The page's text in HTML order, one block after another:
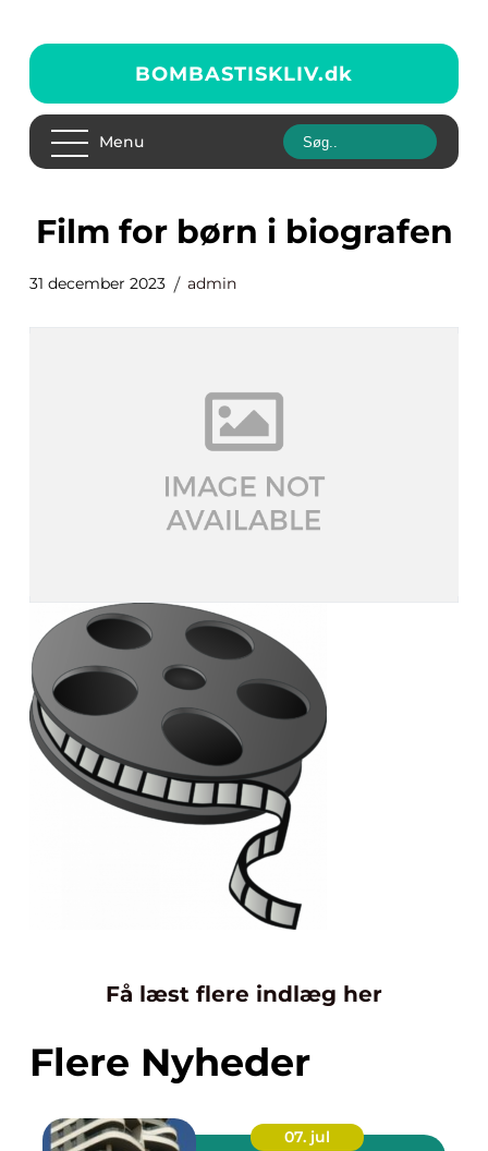
BOMBASTISKLIV.dk
Menu
film for børn i biografen
31 december 2023 admin
Få læst flere indlæg her
Flere Nyheder
07. jul